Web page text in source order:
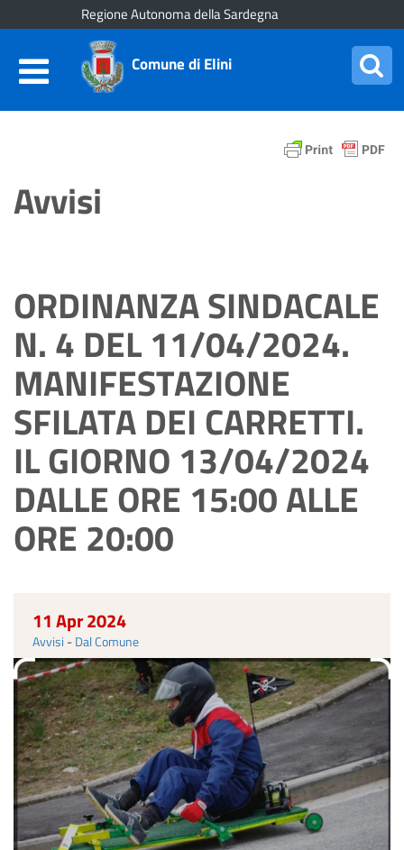
Regione Autonoma della Sardegna
Comune di Elini
Avvisi
ORDINANZA SINDACALE
N. 4 DEL 11/04/2024.
MANIFESTAZIONE
SFILATA DEI CARRETTI.
IL GIORNO 13/04/2024
DALLE ORE 15:00 ALLE
ORE 20:00
11 Apr 2024
Avvisi - Dal Comune